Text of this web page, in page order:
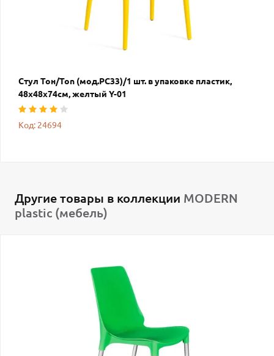
Стул Тон/Ton (мод.PC33)/1 шт. в упаковке пластик,
48х48х74см, желтый Y-01
Код: 24694
Другие товары в коллекции MODERN
plastic (мебель)